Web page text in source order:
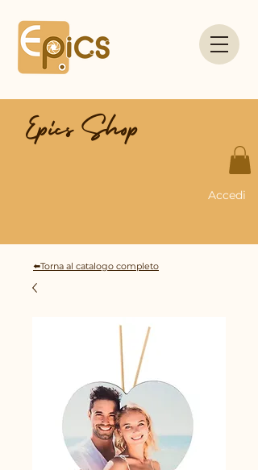
Epics Shop
Accedi
⬅️Torna al catalogo completo